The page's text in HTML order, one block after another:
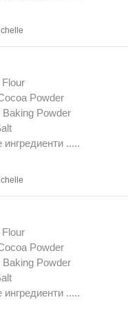
Flour
Powder
Baking Powder
ингредиенти .....
Flour
Powder
Baking Powder
ингредиенти .....